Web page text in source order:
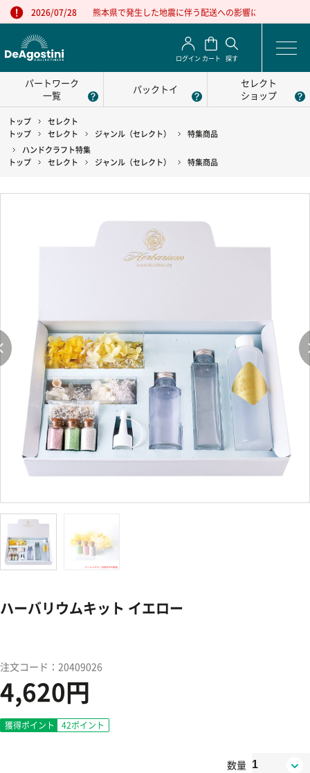
2026/07/28 熊本県で発生した地震に伴う配送への影響について
ログイン カート 探す
パートワーク
一覧
パックトイ
セレクト
ショップ
トップ
セレクト
トップ
セレクト ジャンル（セレクト）
特集商品
ハンドクラフト特集
トップ
セレクト ジャンル（セレクト） 特集商品
ハーバリウムキット イエロー
注文コード：20409026
4,620円
獲得ポイント 42ポイント
数量